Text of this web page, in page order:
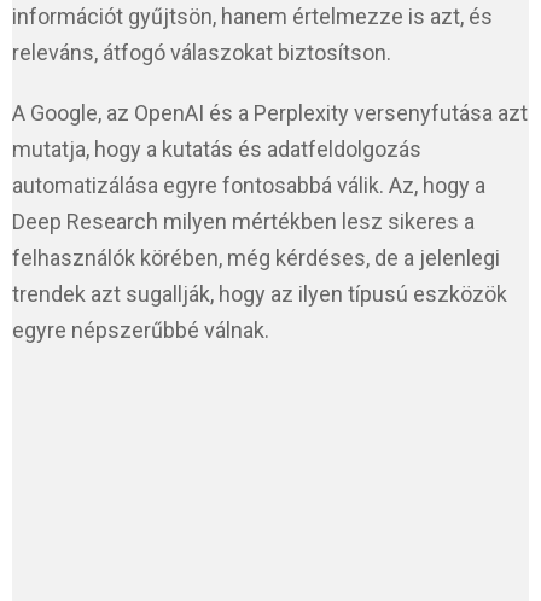
információt gyűjtsön, hanem értelmezze is azt, és
releváns, átfogó válaszokat biztosítson.
A Google, az OpenAI és a Perplexity versenyfutása azt
mutatja, hogy a kutatás és adatfeldolgozás
automatizálása egyre fontosabbá válik. Az, hogy a
Deep Research milyen mértékben lesz sikeres a
felhasználók körében, még kérdéses, de a jelenlegi
trendek azt sugallják, hogy az ilyen típusú eszközök
egyre népszerűbbé válnak.